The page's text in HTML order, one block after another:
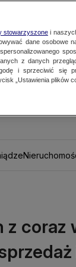
coraz
stowarzyszonei
dane osobowe
z danych
i sprzeciwić się
„Ustawienia plików